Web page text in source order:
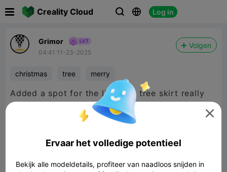
Creality Cloud   Log in
Grimor
04:41 11-23-2025
Volgen
christmas tree merry
Added a spot for the lights. A tree skirt really
fancies up the place.

Ervaar het volledige potentieel
Bekijk alle modeldetails, profiteer van naadloos snijden in